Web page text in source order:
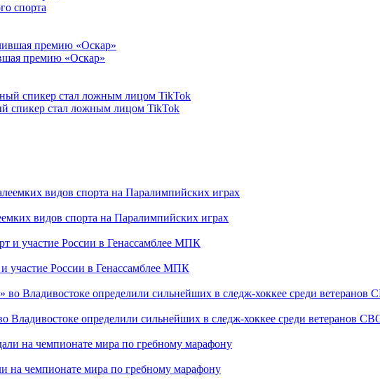
спорта
премию «Оскар»
спикер стал ложным лицом TikTok
видов спорта на Паралимпийских играх
участие России в Генассамблее МПК
Владивостоке определили сильнейших в следж-хоккее среди ветеранов
на чемпионате мира по гребному марафону